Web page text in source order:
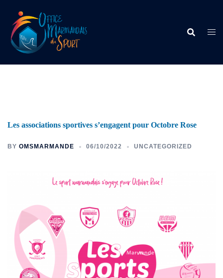
Les associations sportives s’engagent pour Octobre Rose
BY OMSMARMANDE 06/10/2022 UNCATEGORIZED